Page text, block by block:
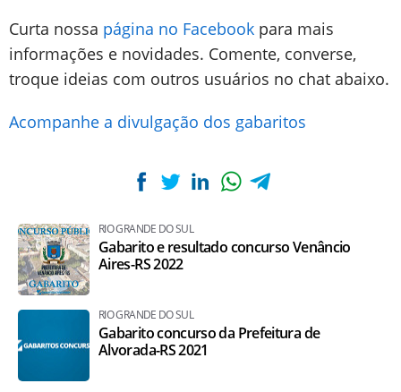
Curta nossa página no Facebook para mais
informações e novidades. Comente, converse,
troque ideias com outros usuários no chat abaixo.
Acompanhe a divulgação dos gabaritos
RIO GRANDE DO SUL
Gabarito e resultado concurso Venâncio
Aires-RS 2022
RIO GRANDE DO SUL
Gabarito concurso da Prefeitura de
Alvorada-RS 2021